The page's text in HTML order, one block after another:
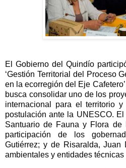
El Gobierno del Quindío
‘Gestión Territorial del Proceso
en la ecorregión del Eje
busca consolidar uno de los
internacional para el territorio
postulación ante la UNESCO.
Santuario de Fauna y Flora de
participación de los
Gutiérrez; y de Risaralda, Juan
ambientales y entidades